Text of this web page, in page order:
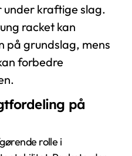
kraftige slag.
racket kan
på grundslag, mens
forbedre
på
rolle i